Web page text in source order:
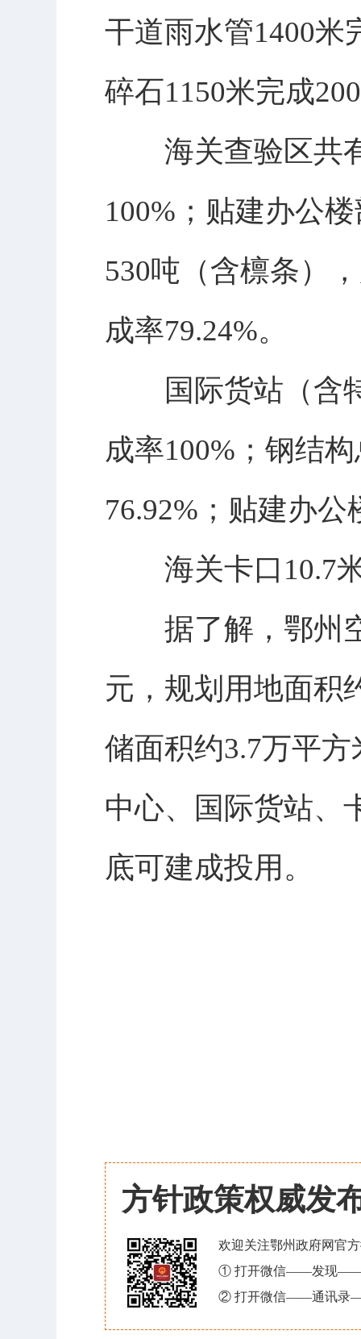
干道雨水管1400米
碎石1150米完成
海关查验区共有
100%；贴建办公
530吨（含檩条）
成率79.24%。
国际货站（含特
成率100%；钢结
76.92%；贴建办
海关卡口10.7米
据了解，鄂州空
元，规划用地面积
储面积约3.7万平
中心、国际货站、
底可建成投用。
方针政策权威发
欢迎关注鄂州政府网官
① 打开微信——发现——
② 打开微信——通讯录